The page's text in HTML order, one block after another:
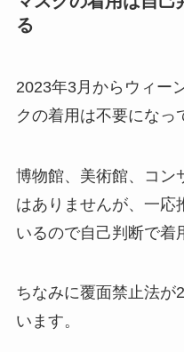
る
2023年3月からウィー
クの着用は不要になっ
博物館、美術館、コン
はありませんが、一応
いるので自己判断で着
ちなみに覆面禁止法が
います。